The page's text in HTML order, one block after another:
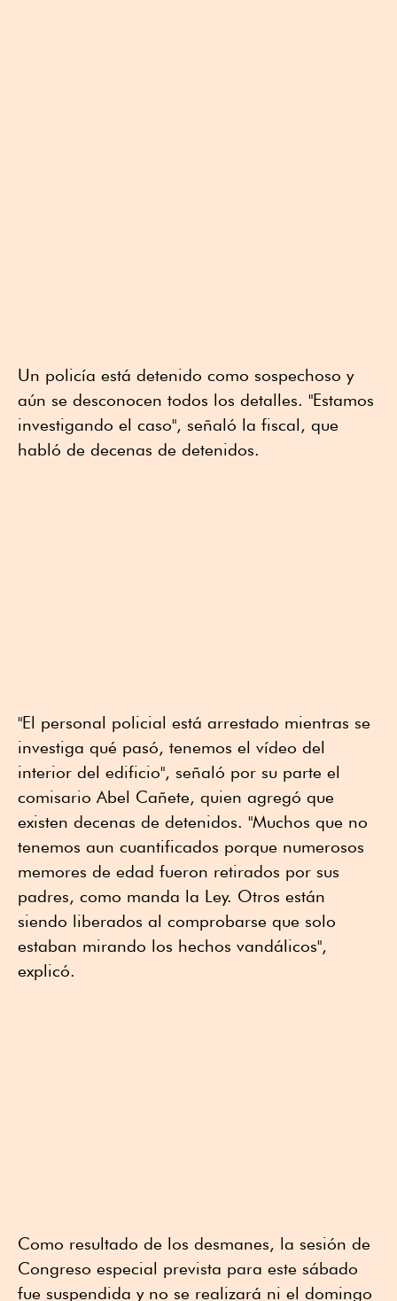
Un policía está detenido como sospechoso y
aún se desconocen todos los detalles. "Estamos
investigando el caso", señaló la fiscal, que
habló de decenas de detenidos.
"El personal policial está arrestado mientras se
investiga qué pasó, tenemos el vídeo del
interior del edificio", señaló por su parte el
comisario Abel Cañete, quien agregó que
existen decenas de detenidos. "Muchos que no
tenemos aun cuantificados porque numerosos
memores de edad fueron retirados por sus
padres, como manda la Ley. Otros están
siendo liberados al comprobarse que solo
estaban mirando los hechos vandálicos",
explicó.
Como resultado de los desmanes, la sesión de
Congreso especial prevista para este sábado
fue suspendida y no se realizará ni el domingo